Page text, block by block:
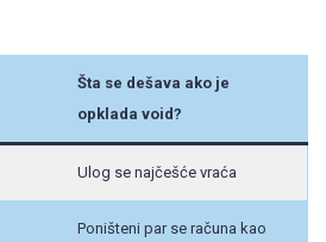
Šta se dešava ako je
opklada void?
Ulog se najčešće vraća
Poništeni par se računa kao